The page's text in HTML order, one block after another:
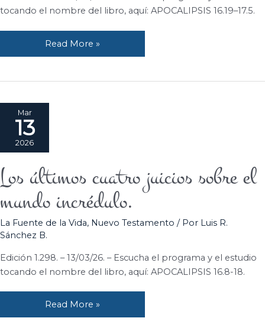
tocando el nombre del libro, aquí: APOCALIPSIS 16.19–17.5.
Read More »
Mar
13
2026
Los últimos cuatro juicios sobre el
mundo incrédulo.
La Fuente de la Vida, Nuevo Testamento / Por Luis R.
Sánchez B.
Edición 1.298. – 13/03/26. – Escucha el programa y el estudio
tocando el nombre del libro, aquí: APOCALIPSIS 16.8-18.
Los
últimos
cuatro
sobre
mundo
incrédulo.
Read More »